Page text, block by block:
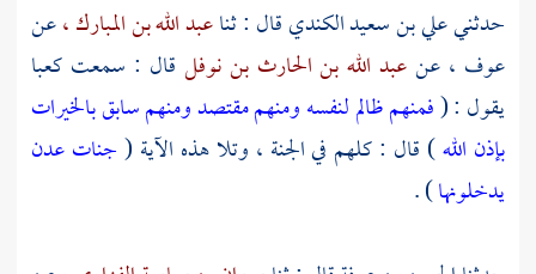
حدثنيعلي بن سعيد الكنديقال : ثناعبد الله بن المبارك ،عن
عوف ،عنعبد الله بن الحارث بن نوفل قال : سمعت كعبا
يقول : (فمنهم ظالم لنفسه ومنهم مقتصد ومنهم سابق بالخيرات
بإذن الله) قال : كلهم في الجنة ، وتلا هذه الآية (جنات عدن
يدخلونها) .